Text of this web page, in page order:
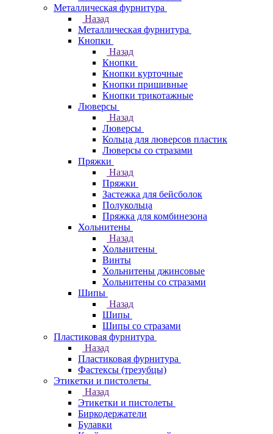
Металлическая фурнитура
Назад
Металлическая фурнитура
Кнопки
Назад
Кнопки
Кнопки курточные
Кнопки пришивные
Кнопки трикотажные
Люверсы
Назад
Люверсы
Кольца для люверсов пластик
Люверсы со стразами
Пряжки
Назад
Пряжки
Застежка для бейсболок
Полукольца
Пряжка для комбинезона
Хольнитены
Назад
Хольнитены
Винты
Хольнитены джинсовые
Хольнитены со стразами
Шипы
Назад
Шипы
Шипы со стразами
Пластиковая фурнитура
Назад
Пластиковая фурнитура
Фастексы (трезубцы)
Этикетки и пистолеты
Назад
Этикетки и пистолеты
Биркодержатели
Булавки